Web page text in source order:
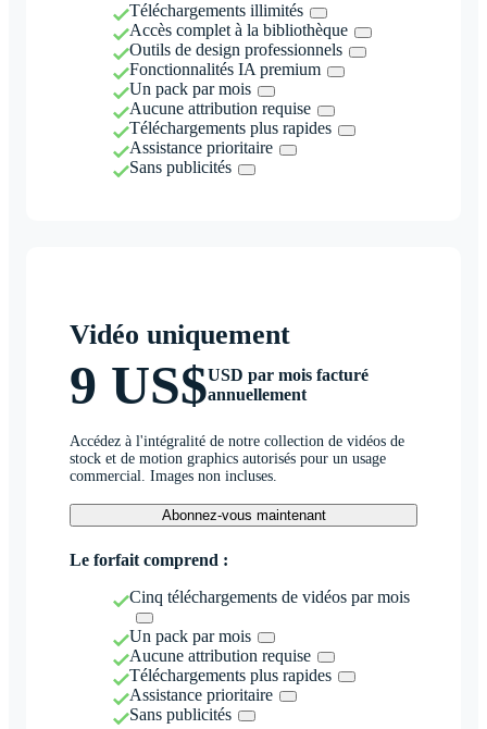
Téléchargements illimités
Accès complet à la bibliothèque
Outils de design professionnels
Fonctionnalités IA premium
Un pack par mois
Aucune attribution requise
Téléchargements plus rapides
Assistance prioritaire
Sans publicités
Vidéo uniquement
9 US$USD par mois facturé
annuellement
Accédez à l'intégralité de notre collection de vidéos de
stock et de motion graphics autorisés pour un usage
commercial. Images non incluses.
Abonnez-vous maintenant
Le forfait comprend :
Cinq téléchargements de vidéos par mois
Un pack par mois
Aucune attribution requise
Téléchargements plus rapides
Assistance prioritaire
Sans publicités